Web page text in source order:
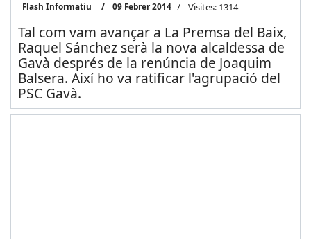
Flash Informatiu 09 Febrer 2014 Visites: 1314
Tal com vam avançar a La Premsa del Baix,
Raquel Sánchez serà la nova alcaldessa de
Gavà després de la renúncia de Joaquim
Balsera. Així ho va ratificar l'agrupació del
PSC Gavà.